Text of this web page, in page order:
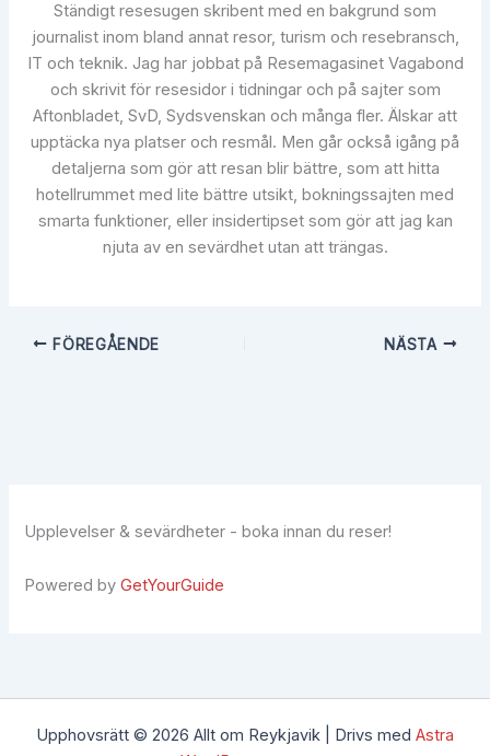
Upplevelser & sevärdheter - boka innan du reser!
Powered byGetYourGuide
Ständigt resesugen skribent med en bakgrund som
journalist inom bland annat resor, turism och resebransch,
IT och teknik. Jag har jobbat på Resemagasinet Vagabond
och skrivit för resesidor i tidningar och på sajter som
Aftonbladet, SvD, Sydsvenskan och många fler. Älskar att
upptäcka nya platser och resmål. Men går också igång på
detaljerna som gör att resan blir bättre, som att hitta
hotellrummet med lite bättre utsikt, bokningssajten med
smarta funktioner, eller insidertipset som gör att jag kan
njuta av en sevärdhet utan att trängas.
FÖREGÅENDE NÄSTA
Upphovsrätt © 2026 Allt om Reykjavik | Drivs med Astra